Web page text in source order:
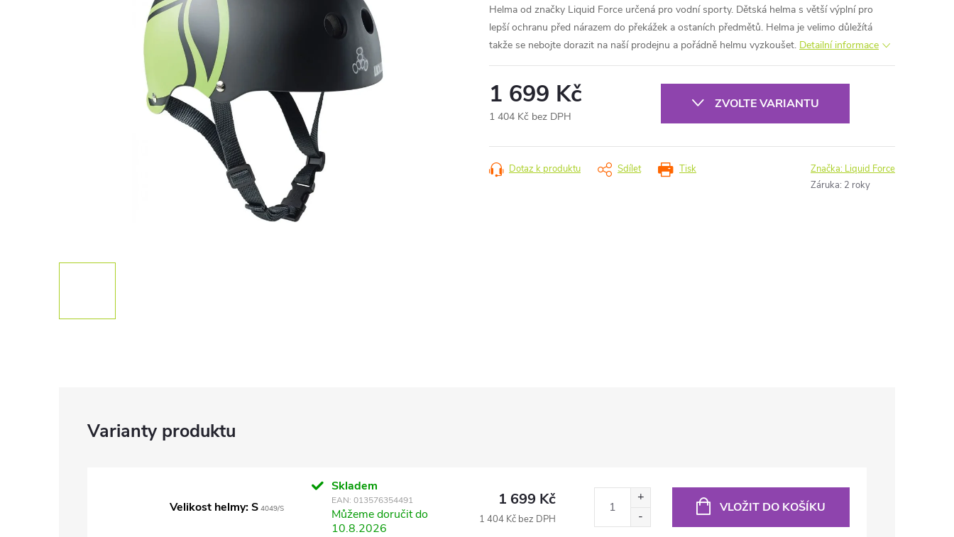
Helma od značky Liquid Force určená pro vodní sporty. Dětská helma s větší výplní pro
lepší ochranu před nárazem do překážek a ostaních předmětů. Helma je velimo důležítá
takže se nebojte dorazit na naší prodejnu a pořádně helmu vyzkoušet. Detailní informace
1 699 Kč
1 404 Kč bez DPH
cena:
ZVOLTE VARIANTU
Tisk
Dotaz k produktu Sdílet Značka: Liquid Force
Záruka: 2 roky
Velikost helmy: S 4049/S
Skladem
EAN: 013576354491
Můžeme doručit do
10.8.2026
1 699 Kč
1 404 Kč bez DPH
VLOŽIT DO KOŠÍKU